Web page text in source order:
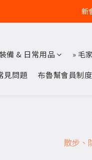
新
備 & 日常用品 » 毛
見問題 布魯幫會員制度
散步、